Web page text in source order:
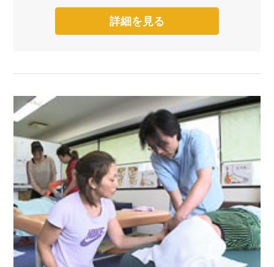
詳細を見る